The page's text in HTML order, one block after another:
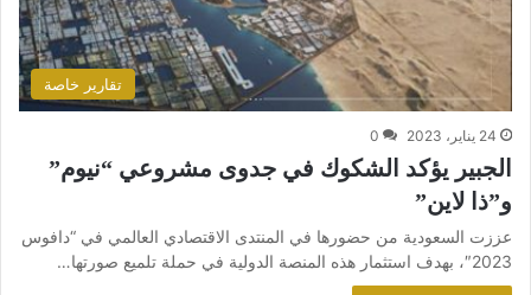
تقارير خاصة
24 يناير، 2023 0
الجبير يؤكد الشكوك في جدوى مشروعي “نيوم”
و”ذا لاين”
عززت السعودية من حضورها في المنتدى الاقتصادي العالمي في “دافوس
2023″، بهدف استثمار هذه المنصة الدولية في حملة تلميع صورتها…